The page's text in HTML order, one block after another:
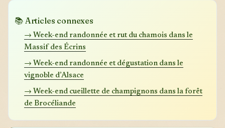
📚 Articles connexes
→ Week-end randonnée et rut du chamois dans le
Massif des Écrins
→ Week-end randonnée et dégustation dans le
vignoble d’Alsace
→ Week-end cueillette de champignons dans la forêt
de Brocéliande